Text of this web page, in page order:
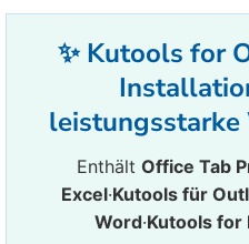
✨ Kutools for
leistungsstarke
Enthält Office Tab
Excel·Kutools für
Word·Kutools for